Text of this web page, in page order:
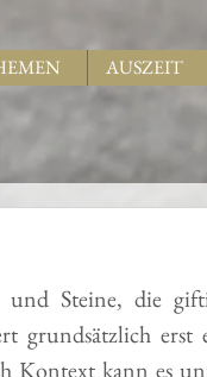
AUSZEIT
Steine, die
grundsätzlich erst
Kontext kann es